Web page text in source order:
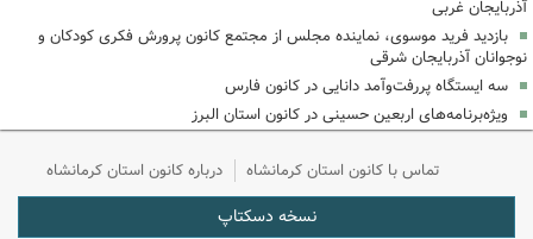
آذربایجان غربی
بازدید فرید موسوی، نماینده مجلس از مجتمع کانون پرورش فکری کودکان و
نوجوانان آذربایجان شرقی
سه ایستگاه پررفت‌وآمد دانایی در کانون فارس
ویژه‌برنامه‌های اربعین حسینی در کانون استان البرز
تماس با کانون استان کرمانشاه درباره کانون استان کرمانشاه
نسخه دسکتاپ